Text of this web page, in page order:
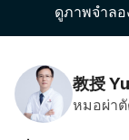
แผน
ความคิดเห็นขอ
ดูภาพจำล
教授
หมอผ่าตั